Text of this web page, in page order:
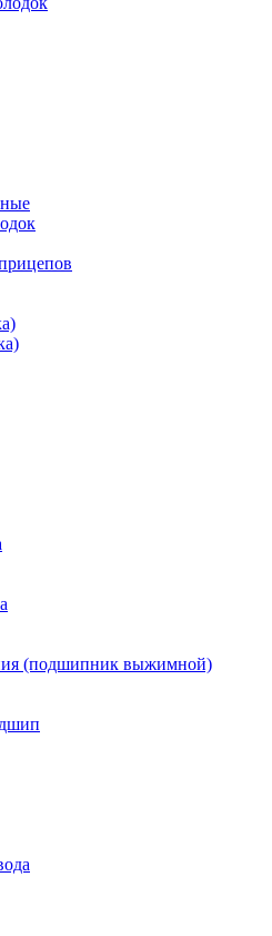
(подшипник выжимной)